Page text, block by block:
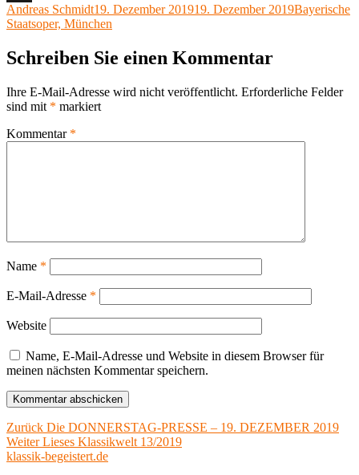
X
Autor
Andreas SchmidtVeröffentlicht
am
19. Dezember 201919. Dezember 2019Kategorien
Bayerische
Staatsoper, München
Schreiben Sie einen Kommentar
Ihre E-Mail-Adresse wird nicht veröffentlicht. Erforderliche Felder
sind mit * markiert
Kommentar *
Name *
E-Mail-Adresse *
Website
Name, E-Mail-Adresse und Website in diesem Browser für
meinen nächsten Kommentar speichern.
Beitragsnavigation
Zurück Vorheriger
Beitrag:
Die DONNERSTAG-PRESSE – 19. DEZEMBER 2019
Weiter Nächster
Beitrag:
Lieses Klassikwelt 13/2019
klassik-begeistert.de